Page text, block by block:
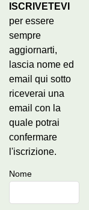
ISCRIVETEVI
per essere
sempre
aggiornarti,
lascia nome ed
email qui sotto
riceverai una
email con la
quale potrai
confermare
l'iscrizione.
Nome